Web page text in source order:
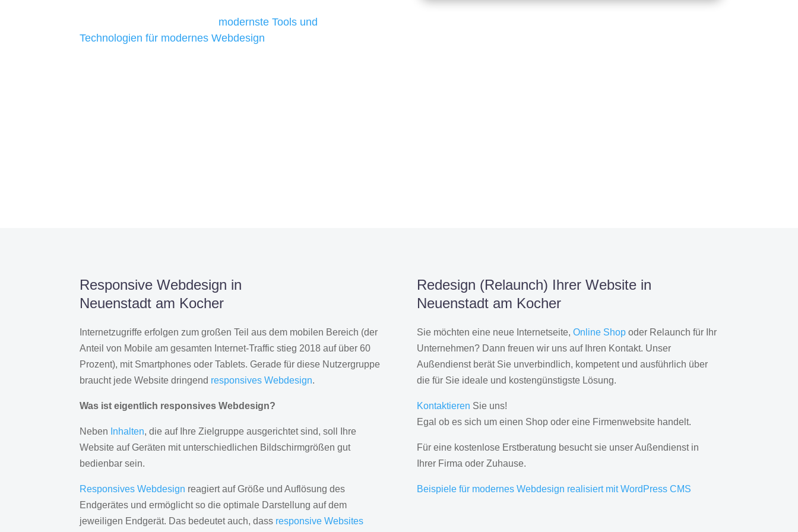
modernste Tools und
Technologien für modernes Webdesign
Responsive Webdesign in
Neuenstadt am Kocher
Internetzugriffe erfolgen zum großen Teil aus dem mobilen Bereich (der
Anteil von Mobile am gesamten Internet-Traffic stieg 2018 auf über 60
Prozent), mit Smartphones oder Tablets. Gerade für diese Nutzergruppe
braucht jede Website dringend responsives Webdesign.
Was ist eigentlich responsives Webdesign?
Neben Inhalten, die auf Ihre Zielgruppe ausgerichtet sind, soll Ihre
Website auf Geräten mit unterschiedlichen Bildschirmgrößen gut
bedienbar sein.
Responsives Webdesign reagiert auf Größe und Auflösung des
Endgerätes und ermöglicht so die optimale Darstellung auf dem
jeweiligen Endgerät. Das bedeutet auch, dass responsive Websites
Redesign (Relaunch) Ihrer Website in
Neuenstadt am Kocher
Sie möchten eine neue Internetseite, Online Shopoder Relaunch für Ihr
Unternehmen? Dann freuen wir uns auf Ihren Kontakt. Unser
Außendienst berät Sie unverbindlich, kompetent und ausführlich über
die für Sie ideale und kostengünstigste Lösung.
Kontaktieren Sie uns!
Egal ob es sich um einen Shop oder eine Firmenwebsite handelt.
Für eine kostenlose Erstberatung besucht sie unser Außendienst in
Ihrer Firma oder Zuhause.
Beispiele für modernes Webdesign realisiert mit WordPress CMS